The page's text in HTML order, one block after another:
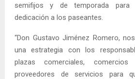
semifijos y de temporada para
dedicación a los paseantes.
“Don Gustavo Jiménez Romero,
una estrategia con los
plazas comerciales,
proveedores de servicios para